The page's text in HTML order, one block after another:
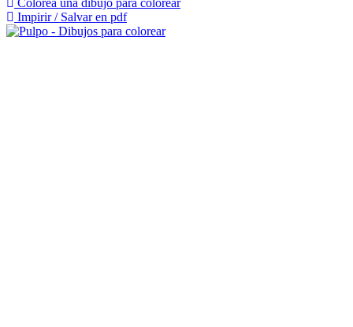
Colorea una dibujo para colorear
Impirir / Salvar en pdf